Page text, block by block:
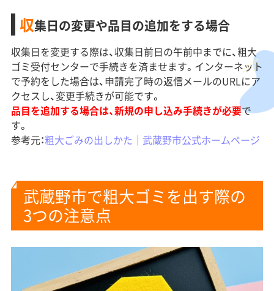
収集日の変更や品目の追加をする場合
収集日を変更する際は、収集日前日の午前中までに、粗大
ゴミ受付センターで手続きを済ませます。インターネット
で予約をした場合は、申請完了時の返信メールのURLにア
クセスし、変更手続きが可能です。
品目を追加する場合は、新規の申し込み手続きが必要で
す。
参考元：粗大ごみの出しかた｜武蔵野市公式ホームページ
武蔵野市で粗大ゴミを出す際の
3つの注意点